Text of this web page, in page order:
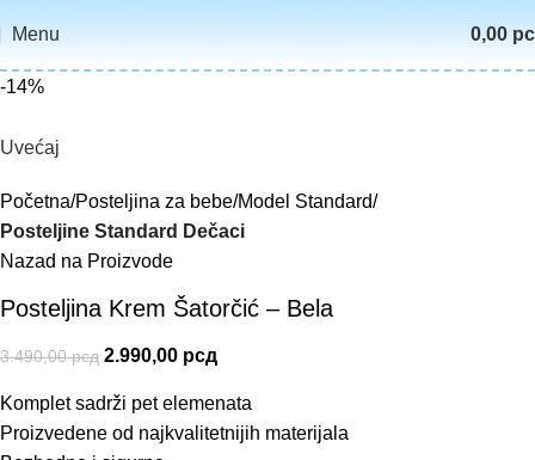
Menu 0,00
-14%
Uvećaj
Početna Posteljina za bebe Model Standard
Posteljine Standard Dečaci
Nazad na Proizvode
Posteljina Krem Šatorčić – Bela
3.490,00рсд 2.990,00 рсд
Komplet sadrži pet elemenata
Proizvedene od najkvalitetnijih materijala